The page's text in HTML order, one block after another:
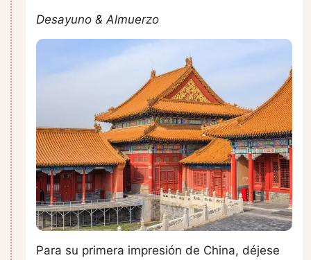
Desayuno & Almuerzo
Para su primera impresión de China, déjese